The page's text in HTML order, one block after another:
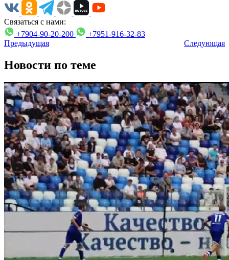
Связаться с нами:
+7904-90-20-200
+7951-916-32-83
Предыдущая
Следующая
Новости по теме